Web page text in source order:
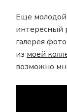
Еще молодой
интересный
галерея
из моей
возможно